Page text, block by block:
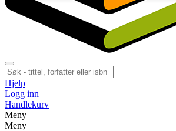
Hjelp
Logg inn
Handlekurv
Meny
Meny